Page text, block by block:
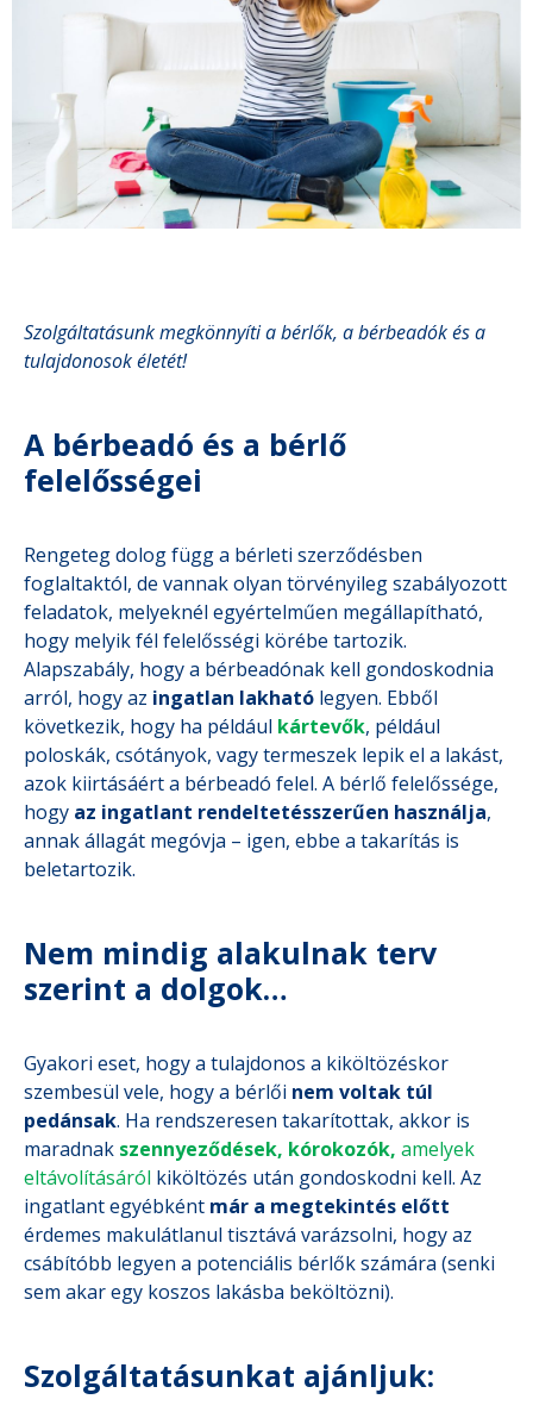
Szolgáltatásunk megkönnyíti a bérlők, a bérbeadók és a
tulajdonosok életét!
A bérbeadó és a bérlő
felelősségei
Rengeteg dolog függ a bérleti szerződésben
foglaltaktól, de vannak olyan törvényileg szabályozott
feladatok, melyeknél egyértelműen megállapítható,
hogy melyik fél felelősségi körébe tartozik.
Alapszabály, hogy a bérbeadónak kell gondoskodnia
arról, hogy az ingatlan lakható legyen. Ebből
következik, hogy ha például kártevők, például
poloskák, csótányok, vagy termeszek lepik el a lakást,
azok kiirtásáért a bérbeadó felel. A bérlő felelőssége,
hogy az ingatlant rendeltetésszerűen használja,
annak állagát megóvja – igen, ebbe a takarítás is
beletartozik.
Nem mindig alakulnak terv
szerint a dolgok…
Gyakori eset, hogy a tulajdonos a kiköltözéskor
szembesül vele, hogy a bérlői nem voltak túl
pedánsak. Ha rendszeresen takarítottak, akkor is
maradnak szennyeződések, kórokozók, amelyek
eltávolításáról kiköltözés után gondoskodni kell. Az
ingatlant egyébként már a megtekintés előtt
érdemes makulátlanul tisztává varázsolni, hogy az
csábítóbb legyen a potenciális bérlők számára (senki
sem akar egy koszos lakásba beköltözni).
Szolgáltatásunkat ajánljuk: